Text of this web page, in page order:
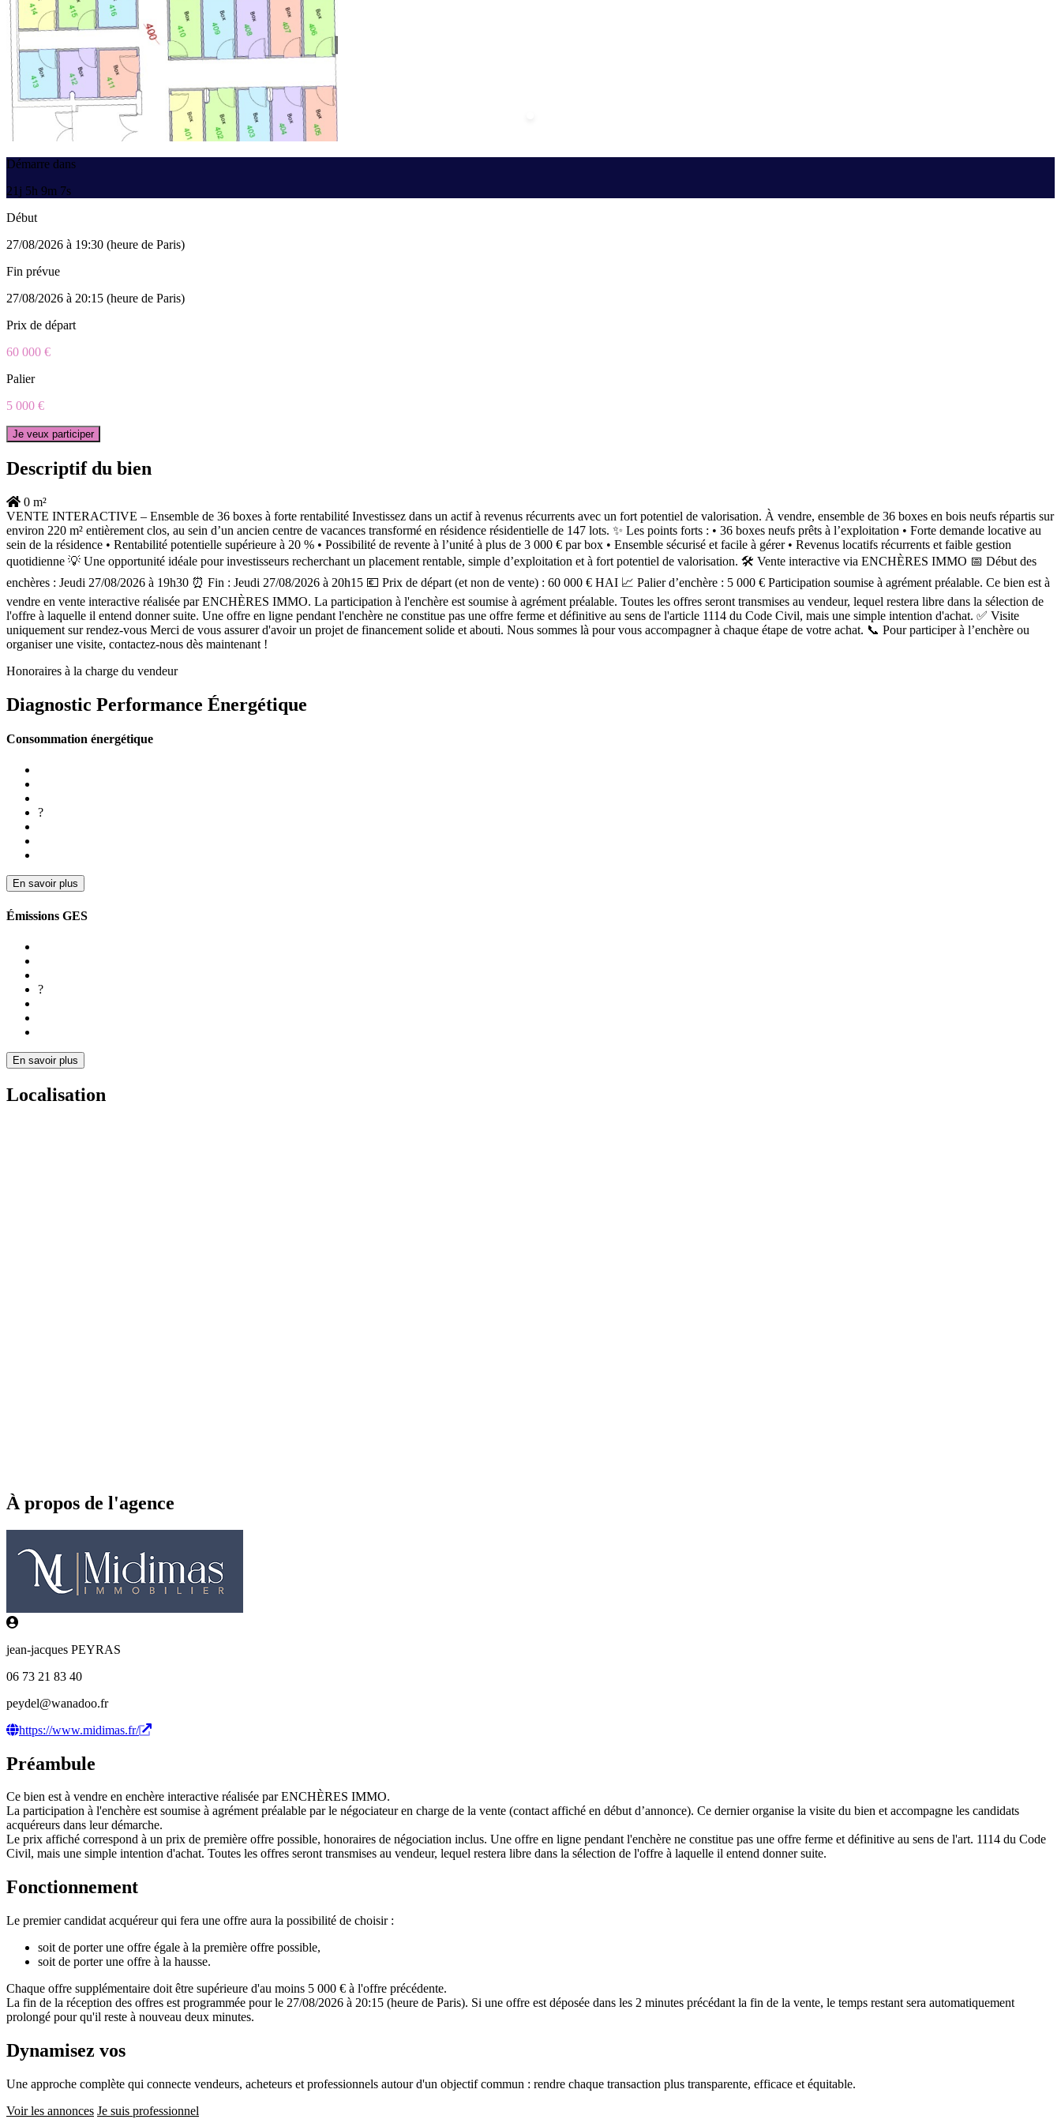
Démarre dans
21j 5h 9m 7s
Début
27/08/2026 à 19:30 (heure de Paris)
Fin prévue
27/08/2026 à 20:15 (heure de Paris)
Prix de départ
60 000 €
Palier
5 000 €
Je veux participer
Descriptif du bien
0 m²
VENTE INTERACTIVE – Ensemble de 36 boxes à forte rentabilité Investissez dans un actif à revenus récurrents avec un fort potentiel de valorisation. À vendre, ensemble de 36 boxes en bois neufs répartis sur
environ 220 m² entièrement clos, au sein d’un ancien centre de vacances transformé en résidence résidentielle de 147 lots. ✨ Les points forts : • 36 boxes neufs prêts à l’exploitation • Forte demande locative au
sein de la résidence • Rentabilité potentielle supérieure à 20 % • Possibilité de revente à l’unité à plus de 3 000 € par box • Ensemble sécurisé et facile à gérer • Revenus locatifs récurrents et faible gestion
quotidienne 💡 Une opportunité idéale pour investisseurs recherchant un placement rentable, simple d’exploitation et à fort potentiel de valorisation. 🛠️ Vente interactive via ENCHÈRES IMMO 📅 Début des
enchères : Jeudi 27/08/2026 à 19h30 ⏰ Fin : Jeudi 27/08/2026 à 20h15 💶 Prix de départ (et non de vente) : 60 000 € HAI 📈 Palier d’enchère : 5 000 € Participation soumise à agrément préalable. Ce bien est à
vendre en vente interactive réalisée par ENCHÈRES IMMO. La participation à l'enchère est soumise à agrément préalable. Toutes les offres seront transmises au vendeur, lequel restera libre dans la sélection de
l'offre à laquelle il entend donner suite. Une offre en ligne pendant l'enchère ne constitue pas une offre ferme et définitive au sens de l'article 1114 du Code Civil, mais une simple intention d'achat. ✅ Visite
uniquement sur rendez-vous Merci de vous assurer d'avoir un projet de financement solide et abouti. Nous sommes là pour vous accompagner à chaque étape de votre achat. 📞 Pour participer à l’enchère ou
organiser une visite, contactez-nous dès maintenant !
Honoraires à la charge du vendeur
Diagnostic Performance Énergétique
Consommation énergétique
?
En savoir plus
Émissions GES
?
En savoir plus
Localisation
À propos de l'agence
jean-jacques PEYRAS
06 73 21 83 40
peydel@wanadoo.fr
https://www.midimas.fr/
Préambule
Ce bien est à vendre en enchère interactive réalisée par ENCHÈRES IMMO.
La participation à l'enchère est soumise à agrément préalable par le négociateur en charge de la vente (contact affiché en début d’annonce). Ce dernier organise la visite du bien et accompagne les candidats
acquéreurs dans leur démarche.
Le prix affiché correspond à un prix de première offre possible, honoraires de négociation inclus. Une offre en ligne pendant l'enchère ne constitue pas une offre ferme et définitive au sens de l'art. 1114 du Code
Civil, mais une simple intention d'achat. Toutes les offres seront transmises au vendeur, lequel restera libre dans la sélection de l'offre à laquelle il entend donner suite.
Fonctionnement
Le premier candidat acquéreur qui fera une offre aura la possibilité de choisir :
soit de porter une offre égale à la première offre possible,
soit de porter une offre à la hausse.
Chaque offre supplémentaire doit être supérieure d'au moins 5 000 € à l'offre précédente.
La fin de la réception des offres est programmée pour le 27/08/2026 à 20:15 (heure de Paris). Si une offre est déposée dans les 2 minutes précédant la fin de la vente, le temps restant sera automatiquement
prolongé pour qu'il reste à nouveau deux minutes.
Dynamisez vos
Une approche complète qui connecte vendeurs, acheteurs et professionnels autour d'un objectif commun : rendre chaque transaction plus transparente, efficace et équitable.
Voir les annonces Je suis professionnel